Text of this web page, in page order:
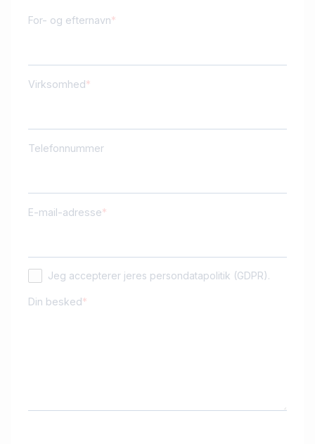
For- og efternavn
Virksomhed
Telefonnummer
E-mail-adresse
Jeg accepterer jeres persondatapolitik (GDPR).
Din besked